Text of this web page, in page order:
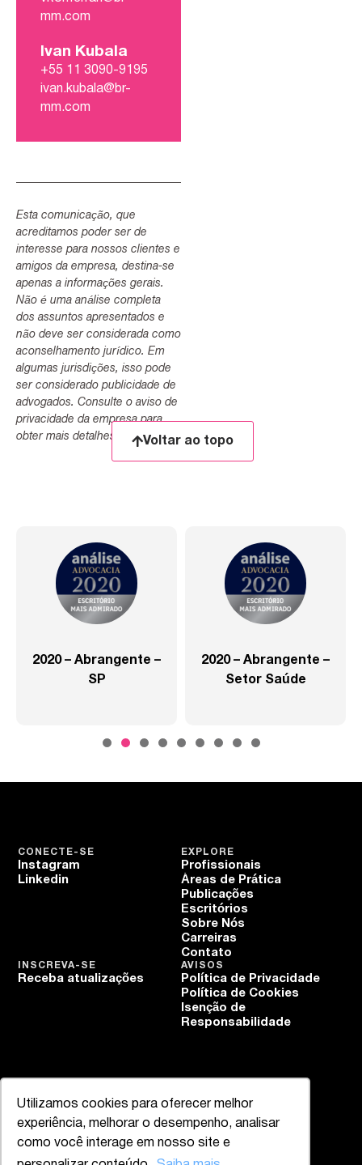
Utilizamos cookies para oferecer melhor
experiência, melhorar o desempenho, analisar
como você interage em nosso site e
mm.com
Ivan Kubala
+55 11 3090-9195
ivan.kubala@br-
mm.com
Esta comunicação, que
acreditamos poder ser de
interesse para nossos clientes e
amigos da empresa, destina-se
apenas a informações gerais.
Não é uma análise completa
dos assuntos apresentados e
não deve ser considerada como
aconselhamento jurídico. Em
algumas jurisdições, isso pode
ser considerado publicidade de
advogados. Consulte o aviso de
privacidade da empresa para
obter mais detalhes.
Voltar ao topo
2020 – Abrangente –
SP
2020 – Abrangente –
Setor Saúde
EXPLORE
Profissionais
Áreas de Prática
Publicações
Escritórios
Sobre Nós
Carreiras
Contato
CONECTE-SE
Instagram
Linkedin
AVISOS
Política de Privacidade
Política de Cookies
Isenção de
Responsabilidade
INSCREVA-SE
Receba atualizações